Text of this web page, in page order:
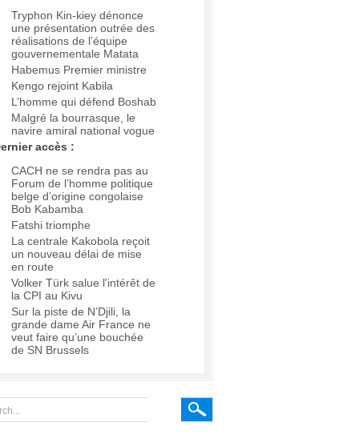
Tryphon Kin-kiey dénonce
une présentation outrée des
réalisations de l’équipe
gouvernementale Matata
Habemus Premier ministre
Kengo rejoint Kabila
L’homme qui défend Boshab
Malgré la bourrasque, le
navire amiral national vogue
accès :
CACH ne se rendra pas au
Forum de l’homme politique
belge d’origine congolaise
Bob Kabamba
Fatshi triomphe
La centrale Kakobola reçoit
un nouveau délai de mise
en route
Volker Türk salue l'intérêt de
la CPI au Kivu
Sur la piste de N’Djili, la
grande dame Air France ne
veut faire qu’une bouchée
de SN Brussels